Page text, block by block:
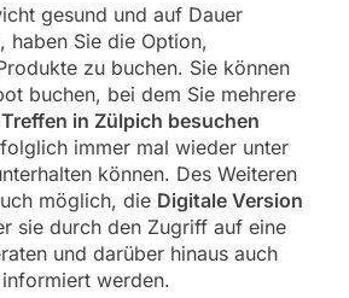
gesund und auf Dauer
haben Sie die Option,
zu buchen. Sie können
buchen, bei dem Sie mehrere
Treffen in Zülpich besuchen
immer mal wieder unter
können. Des Weiteren
möglich, die Digitale Version
sie durch den Zugriff auf eine
und darüber hinaus auch
werden.